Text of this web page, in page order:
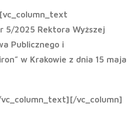
5/2025 Rektora Wyższej
Publicznego i
w Krakowie z dnia 15 maja
vc_column]